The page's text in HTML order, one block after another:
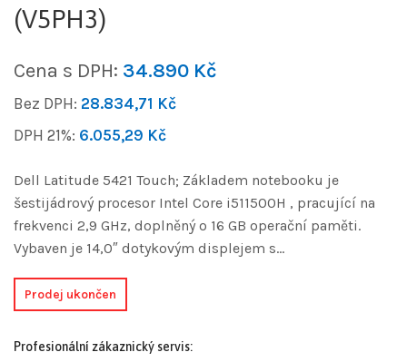
(V5PH3)
Cena s DPH: 34.890 Kč
Bez DPH: 28.834,71 Kč
DPH 21%: 6.055,29 Kč
Dell Latitude 5421 Touch; Základem notebooku je
šestijádrový procesor Intel Core i511500H , pracující na
frekvenci 2,9 GHz, doplněný o 16 GB operační paměti.
Vybaven je 14,0″ dotykovým displejem s…
Prodej ukončen
Profesionální zákaznický servis: